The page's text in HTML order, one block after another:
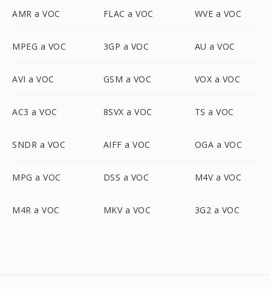
AMR a VOC FLAC a VOC WVE a VOC
MPEG a VOC 3GP a VOC AU a VOC
AVI a VOC GSM a VOC VOX a VOC
AC3 a VOC 8SVX a VOC TS a VOC
SNDR a VOC AIFF a VOC OGA a VOC
MPG a VOC DSS a VOC M4V a VOC
M4R a VOC MKV a VOC 3G2 a VOC